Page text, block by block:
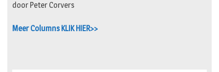
door Peter Corvers
Meer Columns KLIK HIER>>